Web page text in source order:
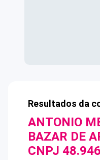
Resultados da
ANTONIO
BAZAR DE
CNPJ